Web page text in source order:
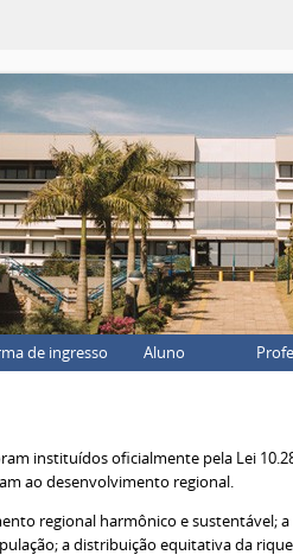
de ingresso Aluno
instituídos oficialmente pela Lei
ao desenvolvimento regional.
regional harmônico e sustentável; a
a distribuição equitativa da